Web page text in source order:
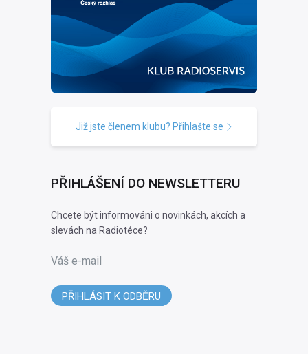
Již jste členem klubu? Přihlašte se
PŘIHLÁŠENÍ DO NEWSLETTERU
Chcete být informováni o novinkách, akcích a
slevách na Radiotéce?
Váš e-mail
PŘIHLÁSIT K ODBĚRU